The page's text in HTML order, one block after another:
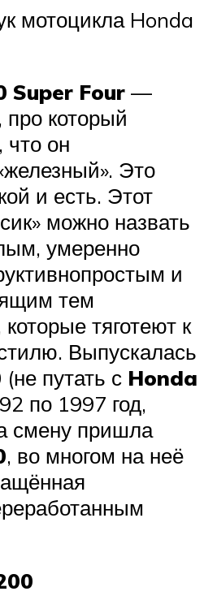
мотоцикла Honda
Super Four —
про который
что он
Это
и есть. Этот
можно назвать
умеренно
и
тем
тяготеют к
Выпускалась
путать с Honda
по 1997 год,
смену пришла
, во многом на неё